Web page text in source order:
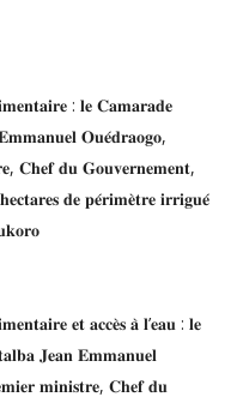
: 𝐥𝐞 𝐂𝐚𝐦𝐚𝐫𝐚𝐝𝐞
𝐎𝐮𝐞́𝐝𝐫𝐚𝐨𝐠𝐨,
𝐂𝐡𝐞𝐟 𝐝𝐮 𝐆𝐨𝐮𝐯𝐞𝐫𝐧𝐞𝐦𝐞𝐧𝐭,
𝐝𝐞 𝐩𝐞́𝐫𝐢𝐦𝐞̀𝐭𝐫𝐞 𝐢𝐫𝐫𝐢𝐠𝐮𝐞́
𝐞𝐭 𝐚𝐜𝐜𝐞̀𝐬 𝐚̀ 𝐥’𝐞𝐚𝐮 : 𝐥𝐞
𝐉𝐞𝐚𝐧 𝐄𝐦𝐦𝐚𝐧𝐮𝐞𝐥
𝐦𝐢𝐧𝐢𝐬𝐭𝐫𝐞, 𝐂𝐡𝐞𝐟 𝐝𝐮